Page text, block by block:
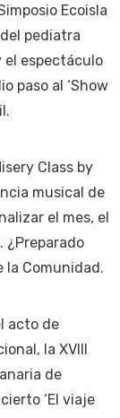
Ecoisla
pediatra
el espectáculo
paso al ‘Show
Class by
musical de
el mes, el
¿Preparado
la Comunidad.
acto de
la XVIII
de
‘El viaje